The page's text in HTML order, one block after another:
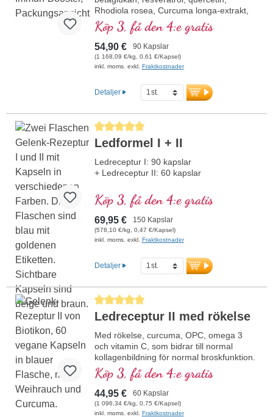
Rhodiola rosea, Curcuma longa-extrakt,
EGCG och piperinextrakt. Vitamin D3,
vitamin C, selen och zink bidrar till
immunsystemets normala funktion.
Köp 3, få den 4:e gratis
54,90 € 90 Kapslar
(1 168,09 €/kg, 0,61 €/Kapsel)
inkl. moms. exkl. Fraktkostnader
Detaljer
Genomsnittligt betyg på 5 av 5 stjärnor
Ledformel I + II
Ledreceptur I: 90 kapslar
+ Ledreceptur II: 60 kapslar
Köp 3, få den 4:e gratis
69,95 € 150 Kapslar
(578,10 €/kg, 0,47 €/Kapsel)
inkl. moms. exkl. Fraktkostnader
Detaljer
Genomsnittligt betyg på 5 av 5 stjärnor
Ledreceptur II med rökelse
Med rökelse, curcuma, OPC, omega 3
och vitamin C, som bidrar till normal
kollagenbildning för normal broskfunktion.
För specifik tillförsel till de broskiga
ledstrukturerna.
Köp 3, få den 4:e gratis
44,95 € 60 Kapslar
(1 096,34 €/kg, 0,75 €/Kapsel)
inkl. moms. exkl. Fraktkostnader